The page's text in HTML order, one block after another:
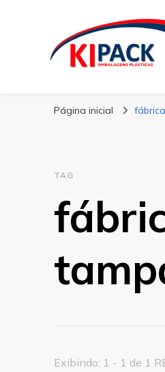
Kipack
Página inicial
TAG
Exibindo: 1 - 1 de 1